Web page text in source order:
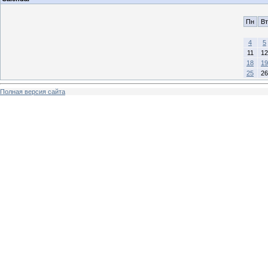
Пн Вт
4
5
11
12
18
19
25
26
Полная версия сайта